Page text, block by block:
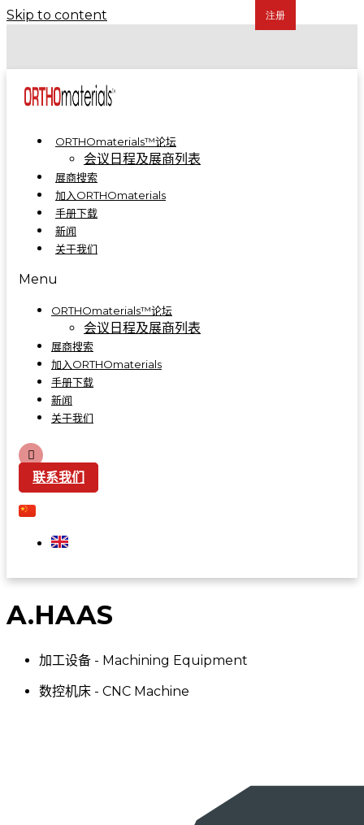
Skip to content
ORTHOmaterials™论坛
会议日程及展商列表
展商搜索
加入ORTHOmaterials
手册下载
新闻
关于我们
Menu
ORTHOmaterials™论坛
会议日程及展商列表
展商搜索
加入ORTHOmaterials
手册下载
新闻
关于我们
联系我们
A.HAAS
加工设备 - Machining Equipment
数控机床 - CNC Machine